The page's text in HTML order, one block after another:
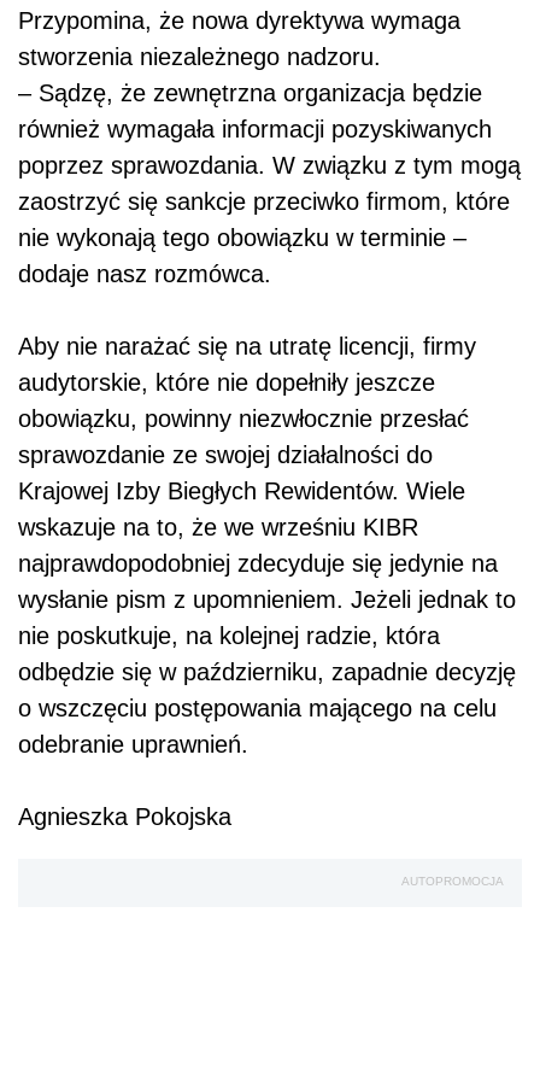
Przypomina, że nowa dyrektywa wymaga
stworzenia niezależnego nadzoru.
– Sądzę, że zewnętrzna organizacja będzie
również wymagała informacji pozyskiwanych
poprzez sprawozdania. W związku z tym mogą
zaostrzyć się sankcje przeciwko firmom, które
nie wykonają tego obowiązku w terminie –
dodaje nasz rozmówca.
Aby nie narażać się na utratę licencji, firmy
audytorskie, które nie dopełniły jeszcze
obowiązku, powinny niezwłocznie przesłać
sprawozdanie ze swojej działalności do
Krajowej Izby Biegłych Rewidentów. Wiele
wskazuje na to, że we wrześniu KIBR
najprawdopodobniej zdecyduje się jedynie na
wysłanie pism z upomnieniem. Jeżeli jednak to
nie poskutkuje, na kolejnej radzie, która
odbędzie się w październiku, zapadnie decyzję
o wszczęciu postępowania mającego na celu
odebranie uprawnień.
Agnieszka Pokojska
AUTOPROMOCJA